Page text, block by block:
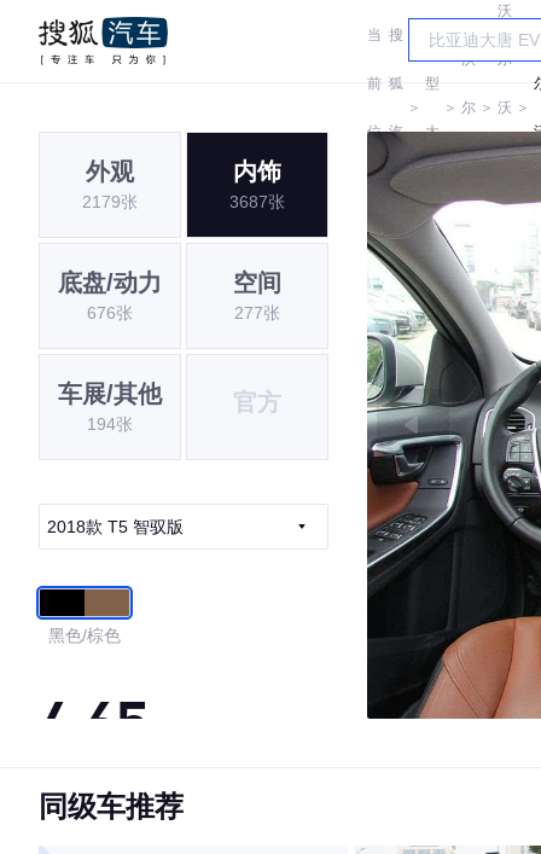
当
前
位
置:
搜
狐
汽
车
＞
车
型
大
＞
沃
尔
沃
＞
沃
尔
沃
亚
太
＞
外观
2179张
内饰
3687张
底盘/动力
676张
空间
277张
车展/其他
194张
官方
2018款 T5 智驭版
黑色/棕色
4.65
·外观表现一般，低于57%同级车
同级车推荐